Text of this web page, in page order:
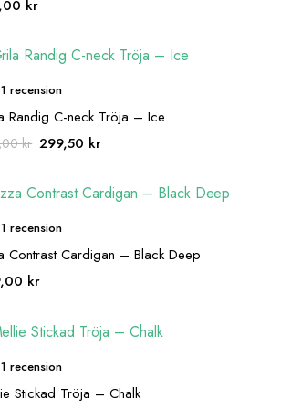
kr
1 recension
Randig C-neck Tröja – Ice
kr Det
var:
599,00 kr.
299,50 krDet
priset
är:
1 recension
Contrast Cardigan – Black Deep
kr
1 recension
Stickad Tröja – Chalk